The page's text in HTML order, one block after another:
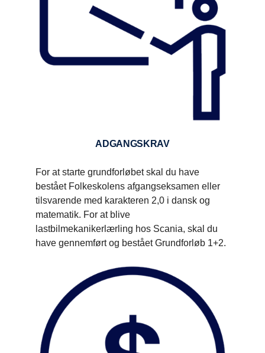
ADGANGSKRAV
For at starte grundforløbet skal du have
bestået Folkeskolens afgangseksamen eller
tilsvarende med karakteren 2,0 i dansk og
matematik. For at blive
lastbilmekanikerlærling hos Scania, skal du
have gennemført og bestået Grundforløb 1+2.